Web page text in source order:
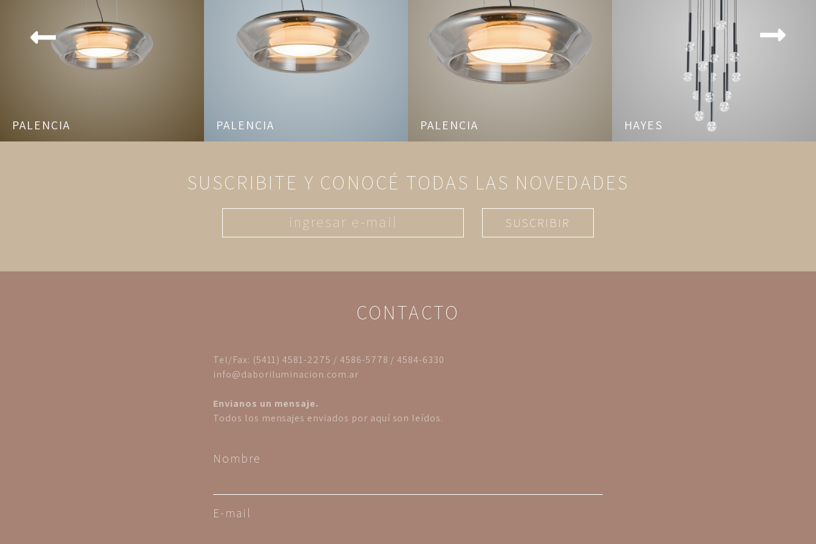
PALENCIA PALENCIA PALENCIA HAYES
SUSCRIBITE Y CONOCÉ TODAS LAS NOVEDADES
SUSCRIBIR
CONTACTO
Tel/Fax: (5411) 4581-2275 / 4586-5778 / 4584-6330
info@daboriluminacion.com.ar
Envianos un mensaje.
Todos los mensajes enviados por aquí son leídos.
Nombre
E-mail